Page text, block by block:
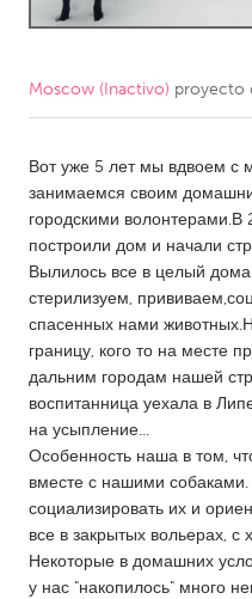
Amherstburg
Newmarket
MALAYSIA
NETHERLANDS
Leiden
Utrecht
QATAR
Qatar
Moscow (Inactivo) proyecto
Вот уже 5 лет мы вдвоем
занимаемся своим
городскими волонтерами.В
построили дом и начали
Вылилось все в целый
стерилизуем,
спасенных нами
границу, кого то на месте
дальним городам нашей
воспитанница уехала в
на усыпление...
Особенность наша в том,
вместе с нашими собаками.
социализировать их и
все в закрытых вольерах,
Некоторые в домашних
у нас "накопилось" много